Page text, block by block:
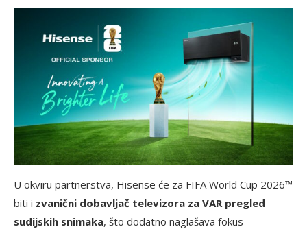
U okviru partnerstva, Hisense će za FIFA World Cup 2026™
biti i zvanični dobavljač televizora za VAR pregled
sudijskih snimaka, što dodatno naglašava fokus